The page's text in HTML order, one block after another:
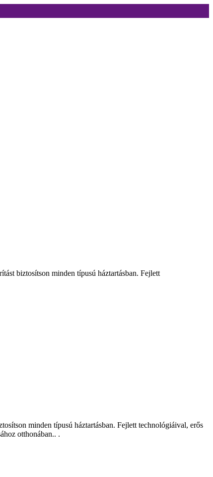
biztosítson minden típusú háztartásban. Fejlett
minden típusú háztartásban. Fejlett technológiáival, erős
otthonában.. .